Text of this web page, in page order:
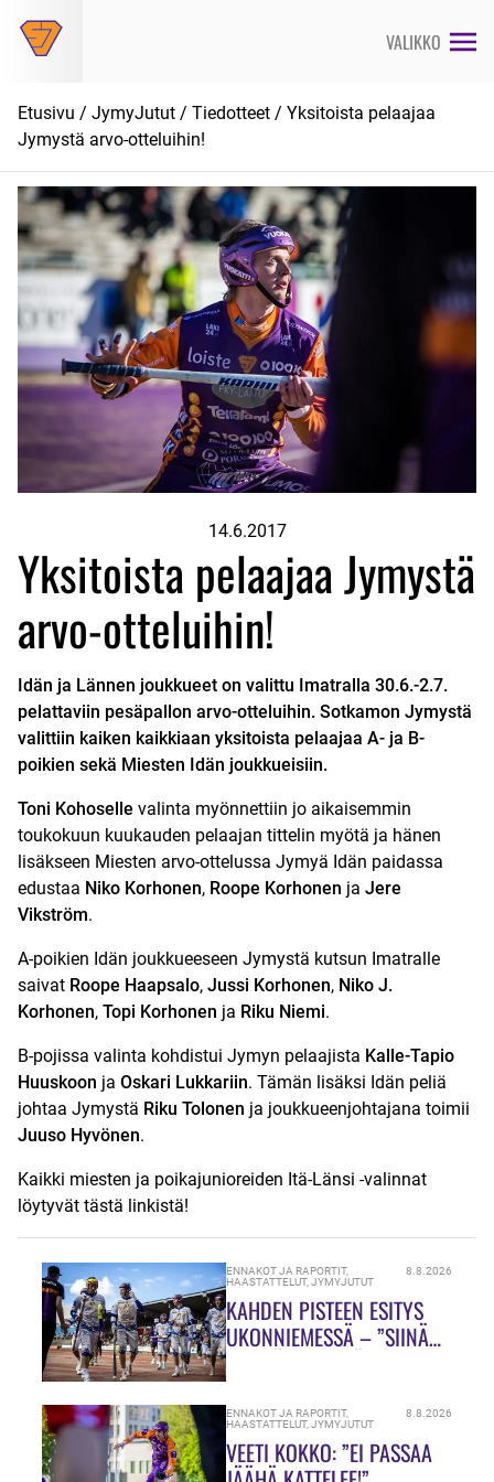
suoraan
VALIKKO
Etusivu / JymyJutut / Tiedotteet / Yksitoista pelaajaa
Jymystä arvo-otteluihin!
14.6.2017
Yksitoista pelaajaa Jymystä
arvo-otteluihin!
Idän ja Lännen joukkueet on valittu Imatralla 30.6.-2.7.
pelattaviin pesäpallon arvo-otteluihin. Sotkamon Jymystä
valittiin kaiken kaikkiaan yksitoista pelaajaa A- ja B-
poikien sekä Miesten Idän joukkueisiin.
Toni Kohoselle valinta myönnettiin jo aikaisemmin
toukokuun kuukauden pelaajan tittelin myötä ja hänen
lisäkseen Miesten arvo-ottelussa Jymyä Idän paidassa
edustaa Niko Korhonen, Roope Korhonen ja Jere
Vikström.
A-poikien Idän joukkueeseen Jymystä kutsun Imatralle
saivat Roope Haapsalo, Jussi Korhonen, Niko J.
Korhonen, Topi Korhonen ja Riku Niemi.
B-pojissa valinta kohdistui Jymyn pelaajista Kalle-Tapio
Huuskoon ja Oskari Lukkariin. Tämän lisäksi Idän peliä
johtaa Jymystä Riku Tolonen ja joukkueenjohtajana toimii
Juuso Hyvönen.
Kaikki miesten ja poikajunioreiden Itä-Länsi -valinnat
löytyvät tästä linkistä!
ENNAKOT JA RAPORTIT,
HAASTATTELUT,JYMYJUTUT
8.8.2026
KAHDEN PISTEEN ESITYS
UKONNIEMESSÄ – ”SIINÄ
ENNAKOT JA RAPORTIT,
HAASTATTELUT,JYMYJUTUT
8.8.2026
VEETI KOKKO: ”EI PASSAA